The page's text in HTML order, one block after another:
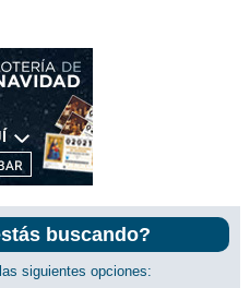
buscando?
siguientes opciones: